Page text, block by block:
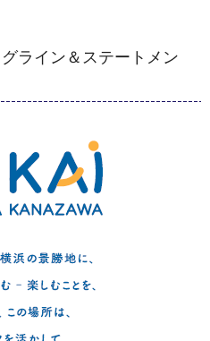
ライン＆ステートメン